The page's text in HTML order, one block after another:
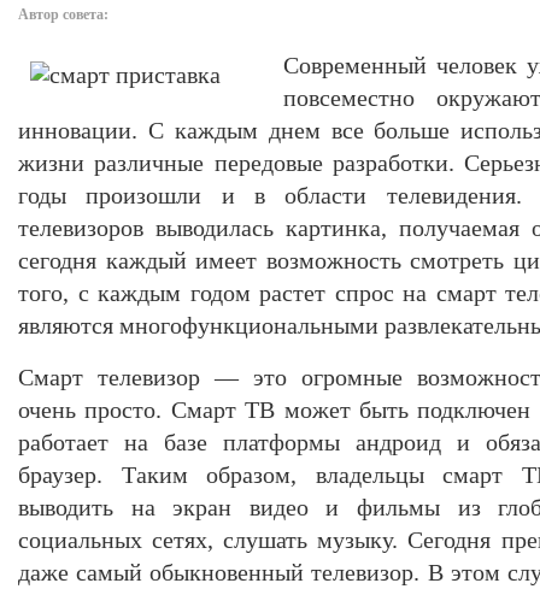
Автор совета:
Современный человек
повсеместно
инновации. С каждым днем все больше
жизни различные передовые разработки.
годы произошли и в области
телевизоров выводилась картинка, получаемая
сегодня каждый имеет возможность смотреть
того, с каждым годом растет спрос на смарт
являются многофункциональными
Смарт телевизор — это огромные
очень просто. Смарт ТВ может быть
работает на базе платформы андроид и
браузер. Таким образом, владельцы смарт
выводить на экран видео и фильмы из
социальных сетях, слушать музыку. Сегодня
даже самый обыкновенный телевизор. В этом